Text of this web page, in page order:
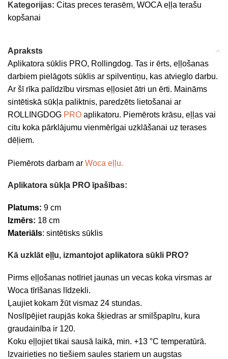
Kategorijas: Citas preces terasēm, WOCA eļļa terašu
kopšanai
Apraksts
Aplikatora sūklis PRO, Rollingdog. Tas ir ērts, eļļošanas
darbiem pielāgots sūklis ar spilventiņu, kas atvieglo darbu.
Ar šī rīka palīdzību virsmas eļļosiet ātri un ērti. Maināms
sintētiskā sūkļa paliktnis, paredzēts lietošanai ar
ROLLINGDOG PRO aplikatoru. Piemērots krāsu, eļļas vai
citu koka pārklājumu vienmērīgai uzklāšanai uz terases
dēļiem.
Piemērots darbam ar Woca eļļu.
Aplikatora sūkļa PRO īpašības:
Platums: 9 cm
Izmērs: 18 cm
Materiāls: sintētisks sūklis
Kā uzklāt eļļu, izmantojot aplikatora sūkli PRO?
Pirms eļļošanas notīriet jaunas un vecas koka virsmas ar
Woca tīrīšanas līdzekli.
Ļaujiet kokam žūt vismaz 24 stundas.
Noslīpējiet raupjās koka šķiedras ar smilšpapīru, kura
graudainība ir 120.
Koku eļļojiet tikai sausā laikā, min. +13 °C temperatūrā.
Izvairieties no tiešiem saules stariem un augstas